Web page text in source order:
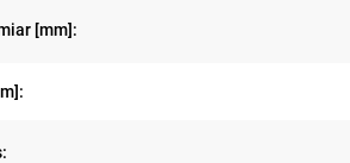
[mm]: